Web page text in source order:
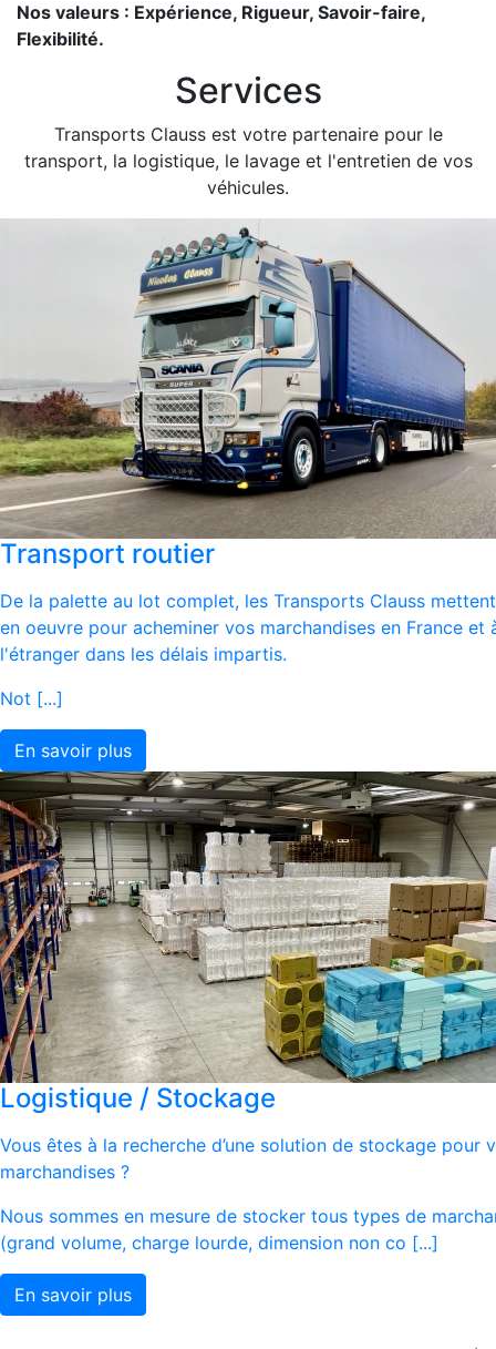
Nos valeurs : Expérience, Rigueur, Savoir-faire,
Flexibilité.
Services
Transports Clauss est votre partenaire pour le
transport, la logistique, le lavage et l'entretien de vos
véhicules.
Transport routier
De la palette au lot complet, les Transports Clauss
en oeuvre pour acheminer vos marchandises en France et
l'étranger dans les délais impartis.
Not [...]
En savoir plus
Logistique / Stockage
Vous êtes à la recherche d’une solution de stockage pour
marchandises ?
Nous sommes en mesure de stocker tous types de
(grand volume, charge lourde, dimension non co [...]
En savoir plus